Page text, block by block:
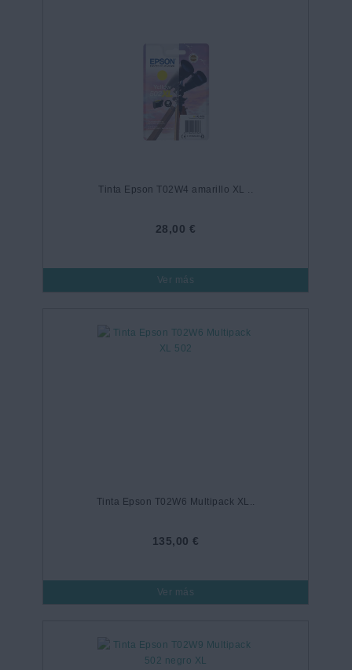
Tinta Epson T02W4 amarillo XL ..
28,00 €
Ver más
Tinta Epson T02W6 Multipack XL..
135,00 €
Ver más